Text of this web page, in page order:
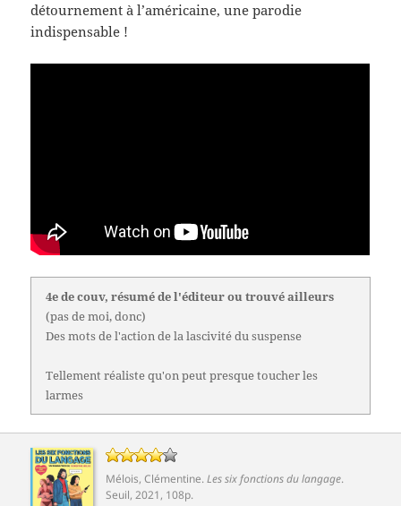
détournement à l’américaine, une parodie
indispensable !
4e de couv, résumé de l'éditeur ou trouvé ailleurs
(pas de moi, donc)
Des mots de l'action de la lascivité du suspense
Tellement réaliste qu'on peut presque toucher les
larmes
Mélois, Clémentine.Les six fonctions du langage.
Seuil, 2021, 108p.